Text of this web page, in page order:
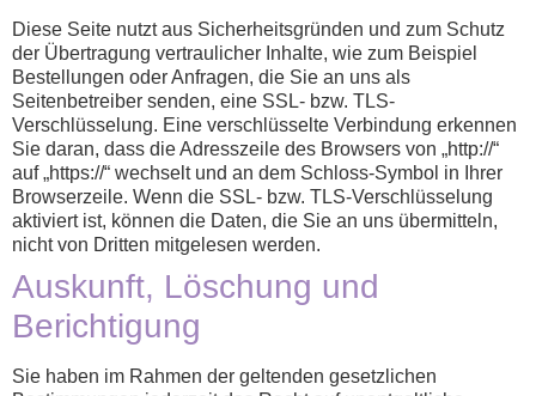
Diese Seite nutzt aus Sicherheitsgründen und zum Schutz
der Übertragung vertraulicher Inhalte, wie zum Beispiel
Bestellungen oder Anfragen, die Sie an uns als
Seitenbetreiber senden, eine SSL- bzw. TLS-
Verschlüsselung. Eine verschlüsselte Verbindung erkennen
Sie daran, dass die Adresszeile des Browsers von „http://“
auf „https://“ wechselt und an dem Schloss-Symbol in Ihrer
Browserzeile. Wenn die SSL- bzw. TLS-Verschlüsselung
aktiviert ist, können die Daten, die Sie an uns übermitteln,
nicht von Dritten mitgelesen werden.
Auskunft, Löschung und
Berichtigung
Sie haben im Rahmen der geltenden gesetzlichen